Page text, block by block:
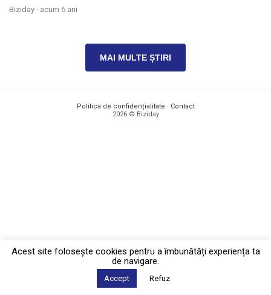
Biziday · acum 6 ani
MAI MULTE ȘTIRI
Politica de confidențialitate · Contact
2026 © Biziday
Acest site foloseşte cookies pentru a îmbunătăți experiența ta
de navigare.
Accept Refuz